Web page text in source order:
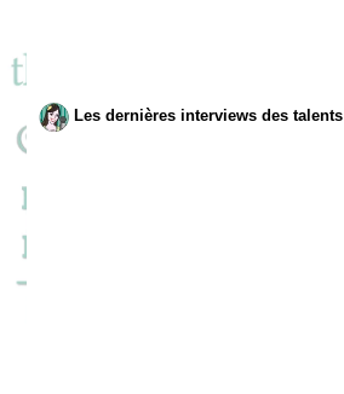
Les dernières interviews des talents